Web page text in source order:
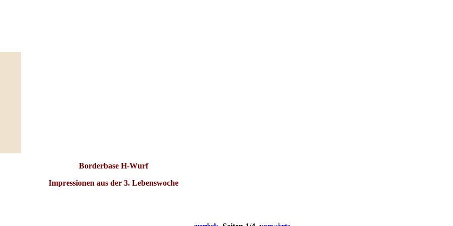
Borderbase H-Wurf
Impressionen aus der 3. Lebenswoche